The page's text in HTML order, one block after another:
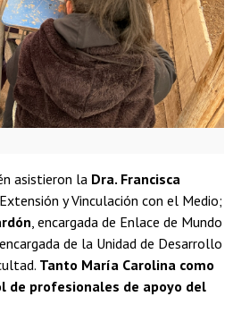
asistieron la Dra. Francisca
y Vinculación con el Medio;
, encargada de Enlace de Mundo
de la Unidad de Desarrollo
Tanto María Carolina como
de profesionales de apoyo del